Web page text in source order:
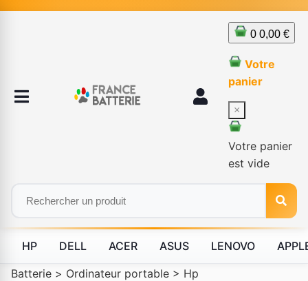
0 0,00 €
Votre
panier
×
Votre panier
est vide
HP DELL ACER ASUS LENOVO
Batterie > Ordinateur portable > Hp